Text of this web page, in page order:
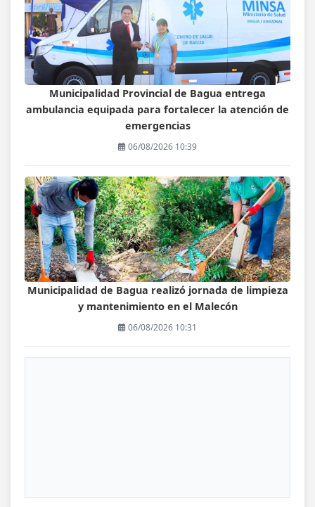
Municipalidad Provincial de Bagua entrega
ambulancia equipada para fortalecer la atención de
emergencias
06/08/2026 10:39
Municipalidad de Bagua realizó jornada de limpieza
y mantenimiento en el Malecón
06/08/2026 10:31